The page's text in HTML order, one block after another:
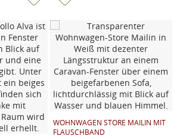
WOHNWAGEN STORE MAILIN MIT
FLAUSCHBAND